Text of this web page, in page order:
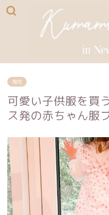
育児
可愛い子供服を買
ス発の赤ちゃん服